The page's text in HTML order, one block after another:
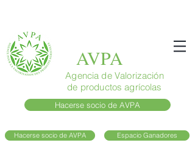
AVPA
Agencia de Valorización
de productos agrícolas
Hacerse socio de AVPA
Hacerse socio de AVPA Espacio Ganadores